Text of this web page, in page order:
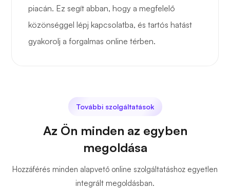
piacán. Ez segít abban, hogy a megfelelő
közönséggel lépj kapcsolatba, és tartós hatást
gyakorolj a forgalmas online térben.
További szolgáltatások
Az Ön minden az egyben
megoldása
Hozzáférés minden alapvető online szolgáltatáshoz egyetlen
integrált megoldásban.